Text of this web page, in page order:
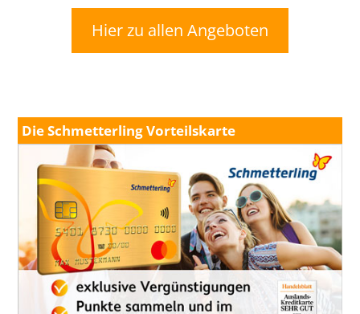
Hier zu allen Angeboten
Die Schmetterling Vorteilskarte